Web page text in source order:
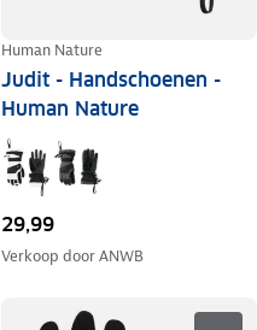
Human Nature
Judit - Handschoenen -
Human Nature
29,99
Verkoop doorANWB